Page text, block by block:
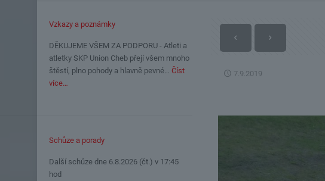
7.9.2019
Vzkazy a poznámky
DĚKUJEME VŠEM ZA PODPORU - Atleti a
atletky SKP Union Cheb přejí všem mnoho
štěstí, plno pohody a hlavně pevné… Číst
více…
Schůze a porady
Další schůze dne 6.8.2026 (čt.) v 17:45
hod